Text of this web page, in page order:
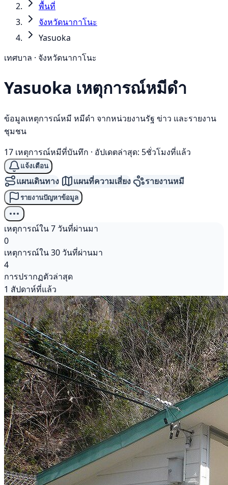
พื้นที่
จังหวัดนากาโนะ
Yasuoka
เทศบาล · จังหวัดนากาโนะ
Yasuoka เหตุการณ์หมีดำ
ข้อมูลเหตุการณ์หมี หมีดำ จากหน่วยงานรัฐ ข่าว และรายงาน
ชุมชน
17 เหตุการณ์หมีที่บันทึก · อัปเดตล่าสุด: 5ชั่วโมงที่แล้ว
แจ้งเตือน
แผนเดินทาง แผนที่ความเสี่ยง รายงานหมี
รายงานปัญหาข้อมูล
เหตุการณ์ใน 7 วันที่ผ่านมา
0
เหตุการณ์ใน 30 วันที่ผ่านมา
4
การปรากฏตัวล่าสุด
1 สัปดาห์ที่แล้ว